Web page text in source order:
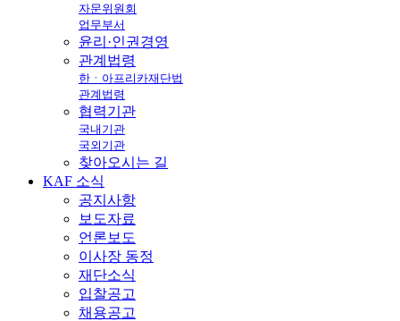
자문위원회
업무부서
윤리·인권경영
관계법령
한ㆍ아프리카재단법
관계법령
협력기관
국내기관
국외기관
찾아오시는 길
KAF 소식
공지사항
보도자료
언론보도
이사장 동정
재단소식
입찰공고
채용공고